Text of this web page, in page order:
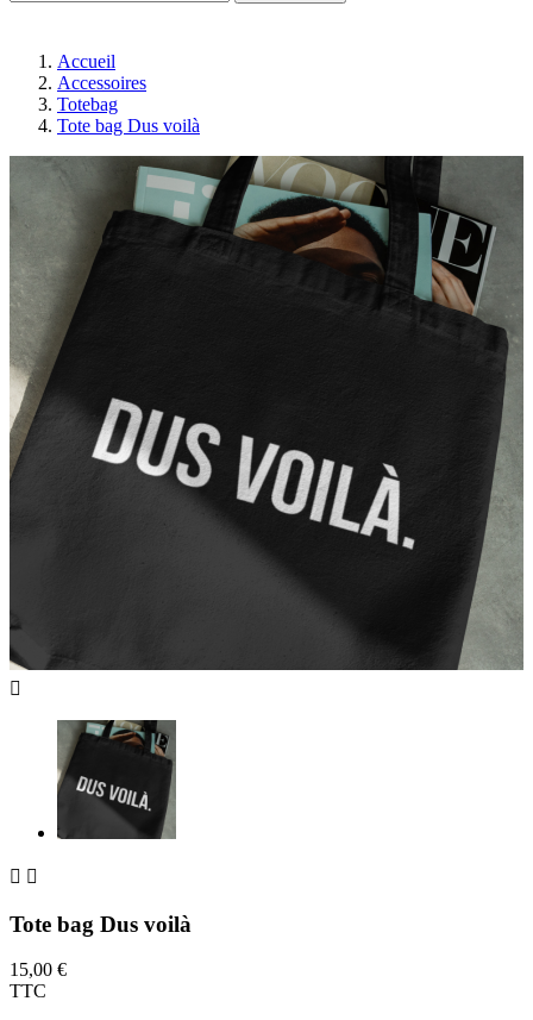
Accueil
Accessoires
Totebag
Tote bag Dus voilà

 
Tote bag Dus voilà
15,00 €
TTC